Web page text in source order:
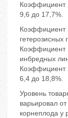
Коэффициент
9,6 до 17,7%.
Коэффициент
гетерозисных
Коэффициент
инбредных
Коэффициент
6,4 до 18,8%.
Уровень
варьировал
корнеплода у